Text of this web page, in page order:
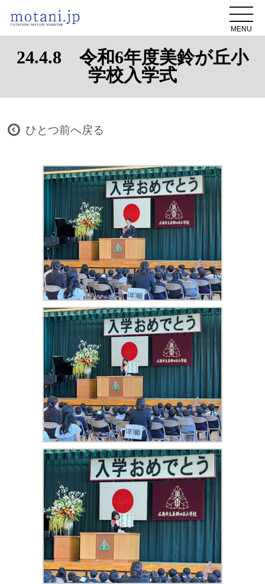
MENU
24.4.8 令和6年度美鈴が丘小
学校入学式
ひとつ前へ戻る